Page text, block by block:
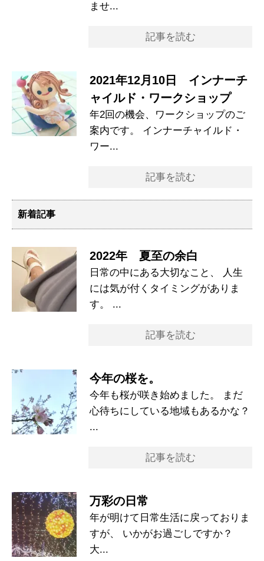
ませ...
記事を読む
2021年12月10日 インナーチ
ャイルド・ワークショップ
年2回の機会、ワークショップのご
案内です。 インナーチャイルド・
ワー...
記事を読む
新着記事
2022年 夏至の余白
日常の中にある大切なこと、 人生
には気が付くタイミングがありま
す。 ...
記事を読む
今年の桜を。
今年も桜が咲き始めました。 まだ
心待ちにしている地域もあるかな？
...
記事を読む
万彩の日常
年が明けて日常生活に戻っておりま
すが、 いかがお過ごしですか？
大...